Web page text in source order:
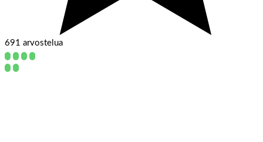
691 arvostelua